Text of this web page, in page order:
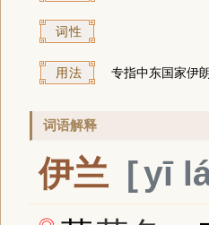
词性
用法 专指中东国家伊
词语解释
伊兰 yī